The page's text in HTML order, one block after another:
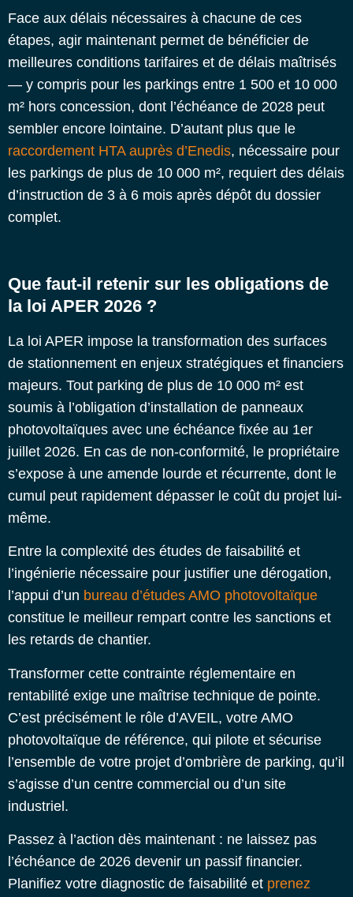
Face aux délais nécessaires à chacune de ces
étapes, agir maintenant permet de bénéficier de
meilleures conditions tarifaires et de délais maîtrisés
— y compris pour les parkings entre 1 500 et 10 000
m² hors concession, dont l’échéance de 2028 peut
sembler encore lointaine. D’autant plus que le
raccordement HTA auprès d’Enedis, nécessaire pour
les parkings de plus de 10 000 m², requiert des délais
d’instruction de 3 à 6 mois après dépôt du dossier
complet.
Que faut-il retenir sur les obligations de
la loi APER 2026 ?
La loi APER impose la transformation des surfaces
de stationnement en enjeux stratégiques et financiers
majeurs. Tout parking de plus de 10 000 m² est
soumis à l’obligation d’installation de panneaux
photovoltaïques avec une échéance fixée au 1er
juillet 2026. En cas de non-conformité, le propriétaire
s’expose à une amende lourde et récurrente, dont le
cumul peut rapidement dépasser le coût du projet lui-
même.
Entre la complexité des études de faisabilité et
l’ingénierie nécessaire pour justifier une dérogation,
l’appui d’un bureau d’études AMO photovoltaïque
constitue le meilleur rempart contre les sanctions et
les retards de chantier.
Transformer cette contrainte réglementaire en
rentabilité exige une maîtrise technique de pointe.
C’est précisément le rôle d’AVEIL, votre AMO
photovoltaïque de référence, qui pilote et sécurise
l’ensemble de votre projet d’ombrière de parking, qu’il
s’agisse d’un centre commercial ou d’un site
industriel.
Passez à l’action dès maintenant : ne laissez pas
l’échéance de 2026 devenir un passif financier.
Planifiez votre diagnostic de faisabilité et prenez